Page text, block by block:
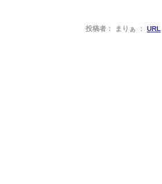
投稿者： まりぁ ： URL